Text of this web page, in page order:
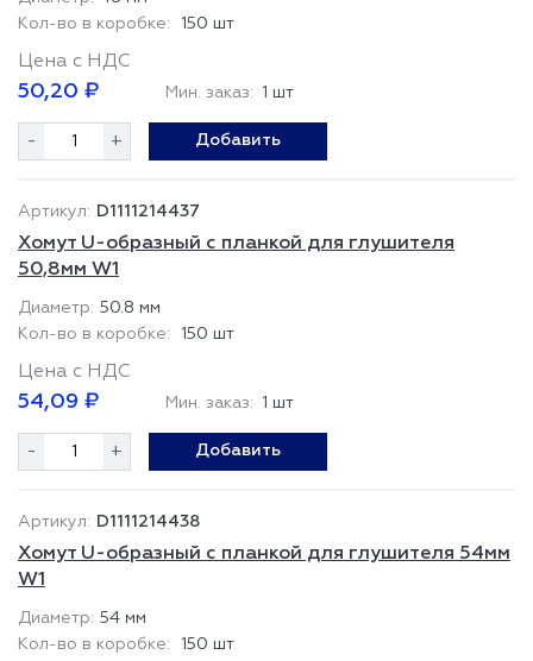
150 шт
Цена с НДС
50,20 ₽ Мин. заказ: 1 шт
- + Добавить
D1111214437
Хомут U-образный с планкой для глушителя
50,8мм W1
50.8 мм
150 шт
Цена с НДС
54,09 ₽ Мин. заказ: 1 шт
- + Добавить
D1111214438
Хомут U-образный с планкой для глушителя 54мм
W1
54 мм
150 шт